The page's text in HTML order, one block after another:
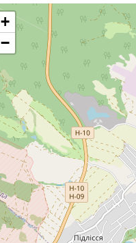
+
−